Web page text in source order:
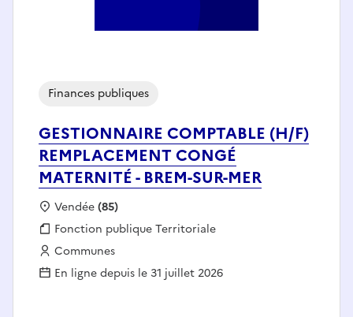
GESTIONNAIRE COMPTABLE (H/F)
REMPLACEMENT CONGÉ
MATERNITÉ - BREM-SUR-MER
Finances publiques
Localisation :
Vendée(85)
Fonction publique :
Fonction publique Territoriale
Employeur :
Communes
En ligne depuis le 31 juillet 2026